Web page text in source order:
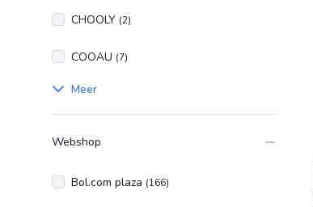
CHOOLY (2)
COOAU (7)
Meer
Webshop
Bol.com plaza (166)